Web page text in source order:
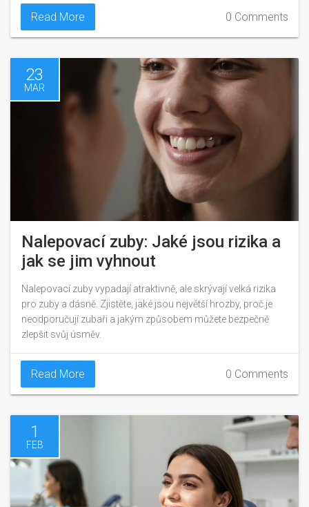
Read More 0 Comments
23
MAR
Nalepovací zuby: Jaké jsou rizika a
jak se jim vyhnout
Nalepovací zuby vypadají atraktivně, ale skrývají velká rizika
pro zuby a dásně. Zjistěte, jaké jsou největší hrozby, proč je
neodporučují zubaři a jakým způsobem můžete bezpečně
zlepšit svůj úsměv.
Read More 0 Comments
1
FEB